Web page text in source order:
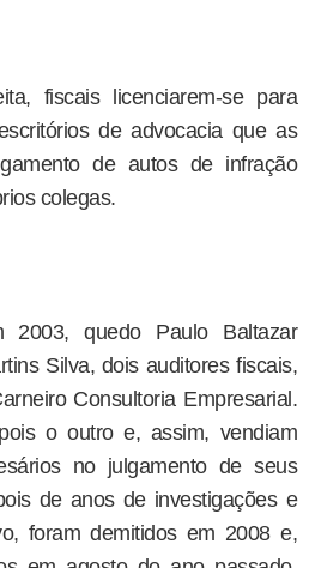
fiscais licenciarem-se para
de advocacia que as
de autos de infração
colegas.
2003, quedo Paulo Baltazar
Silva, dois auditores fiscais,
Consultoria Empresarial.
o outro e, assim, vendiam
no julgamento de seus
de anos de investigações e
foram demitidos em 2008 e,